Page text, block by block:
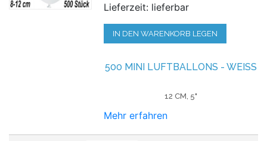
Lieferzeit: lieferbar
IN DEN WARENKORB LEGEN
500 MINI LUFTBALLONS - WEISS
12 CM, 5"
Mehr erfahren